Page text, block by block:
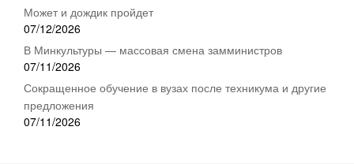
Может и дождик пройдет
07/12/2026
В Минкультуры — массовая смена замминистров
07/11/2026
Сокращенное обучение в вузах после техникума и другие
предложения
07/11/2026